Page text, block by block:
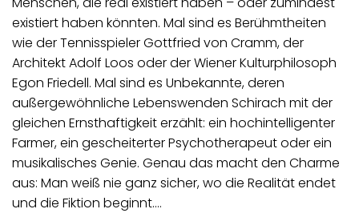
existiert haben könnten. Mal sind es Berühmtheiten
wie der Tennisspieler Gottfried von Cramm, der
Architekt Adolf Loos oder der Wiener Kulturphilosoph
Egon Friedell. Mal sind es Unbekannte, deren
außergewöhnliche Lebenswenden Schirach mit der
gleichen Ernsthaftigkeit erzählt: ein hochintelligenter
Farmer, ein gescheiterter Psychotherapeut oder ein
musikalisches Genie. Genau das macht den Charme
aus: Man weiß nie ganz sicher, wo die Realität endet
und die Fiktion beginnt.…